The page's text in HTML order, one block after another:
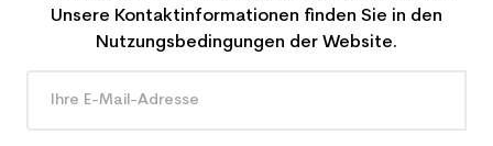
Unsere Kontaktinformationen finden Sie in den
Nutzungsbedingungen der Website.